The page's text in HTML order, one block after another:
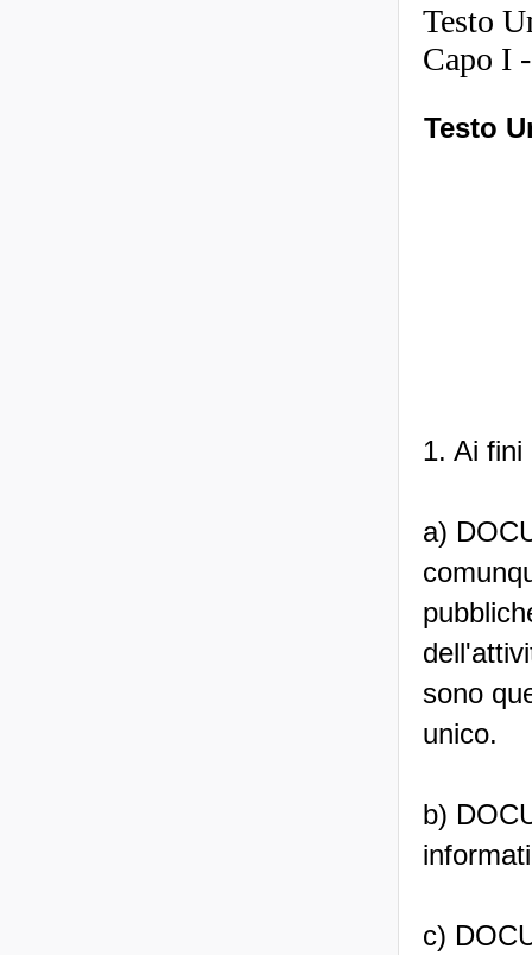
Testo
Capo I
Testo
1. Ai fini
a)
sono
unico.
b)
c)